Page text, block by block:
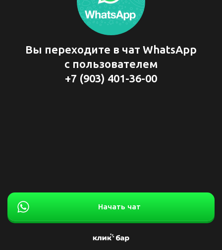
Вы переходите в чат WhatsApp
с пользователем
+7 (903) 401-36-00
Начать чат